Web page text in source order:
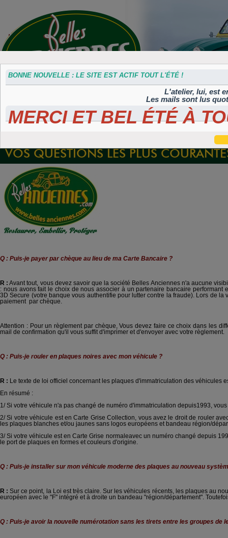
Accessoires
divers
Plaques 3D
Maillefaud et
Plaques
immatriculation
Plaques
autocollantes et
Plaques
peintes
BONNE NOUVELLE : LE SITE EST ACTIF TOUT L'ÉTÉ !
L'atelier, lui, est
Les mails sont lus
MERCI ET BEL ÉTÉ À
VOS QUESTIONS LES PLUS
Q : Puis-je payer par chèque au lieu de ma Carte Bancaire ?
R : Avant tout, vous devez savoir que la société Belles Anciennes n'a aucune
: nous avons fait le choix de nous associer à un partenaire bancaire performant
3D Secure (votre banque vous authentifie pour lutter contre la fraude). Lors de
paiement par chèque.
Attention : Pour un règlement par chèque, Vous devez faire ce choix dans les
mail de confirmation qu'il vous suffit d'imprimer et d'envoyer avec votre règlement.
Q : Puis-je rouler en plaques noires avec mon véhicule ?
R : Le texte de loi officiel concernant les plaques d'immatriculation des véhicules
En résumé :
1/ Si votre véhicule n'a pas changé de numéro d'immatriculation depuis1993,
2/ Si votre véhicule est en Carte Grise Collection, vous avez le droit de rouler
les plaques blanches et/ou jaunes sans logos européens et bandeau région/
3/ Si votre véhicule est en Carte Grise normaleavec un numéro changé depuis
le port de plaques en formes et couleurs d'origine.
Q : Puis-je installer sur mon véhicule moderne des plaques au nouveau
R : Sur ce point, la Loi est très claire. Sur les véhicules récents, les plaques au
européen avec le "F" intégré et à droite un bandeau "région/département".
Q : Puis-je avoir la nouvelle numérotation sans les tirets entre les groupes de